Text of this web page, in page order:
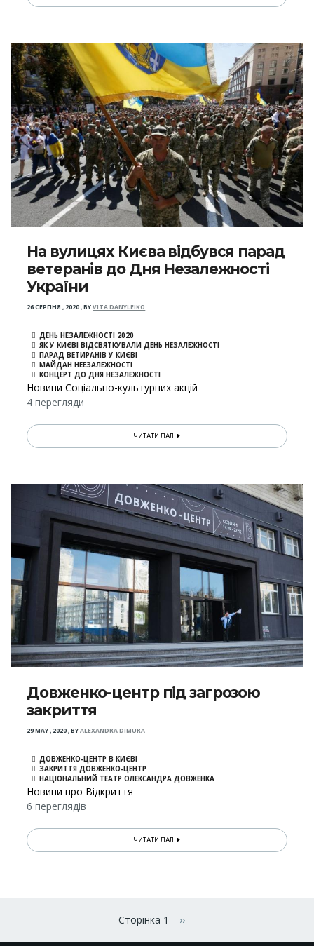
На вулицях Києва відбувся парад
ветеранів до Дня Незалежності
України
26 СЕРПНЯ , 2020,BYVITA DANYLEIKO
ДЕНЬ НЕЗАЛЕЖНОСТІ 2020
ЯК У КИЄВІ ВІДСВЯТКУВАЛИ ДЕНЬ НЕЗАЛЕЖНОСТІ
ПАРАД ВЕТИРАНІВ У КИЄВІ
МАЙДАН НЕЕЗАЛЕЖНОСТІ
КОНЦЕРТ ДО ДНЯ НЕЗАЛЕЖНОСТІ
Новини Соціально-культурних акцій
4 перегляди
ЧИТАТИ ДАЛІ
Довженко-центр під загрозою
закриття
29 MAY , 2020,BYALEXANDRA DIMURA
ДОВЖЕНКО-ЦЕНТР В КИЄВІ
ЗАКРИТТЯ ДОВЖЕНКО-ЦЕНТР
НАЦІОНАЛЬНИЙ ТЕАТР ОЛЕКСАНДРА ДОВЖЕНКА
Новини про Відкриття
6 переглядів
ЧИТАТИ ДАЛІ
Сторінка 1 Наступна сторінка
››